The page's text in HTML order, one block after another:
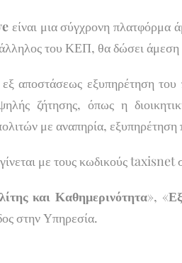
είναι μια σύγχρονη πλατφόρμα
του ΚΕΠ, θα δώσει άμεση
αποστάσεως εξυπηρέτηση του
ζήτησης, όπως η
με αναπηρία,
με τους κωδικούς taxisnet
και Καθημερινότητα», «
στην Υπηρεσία.